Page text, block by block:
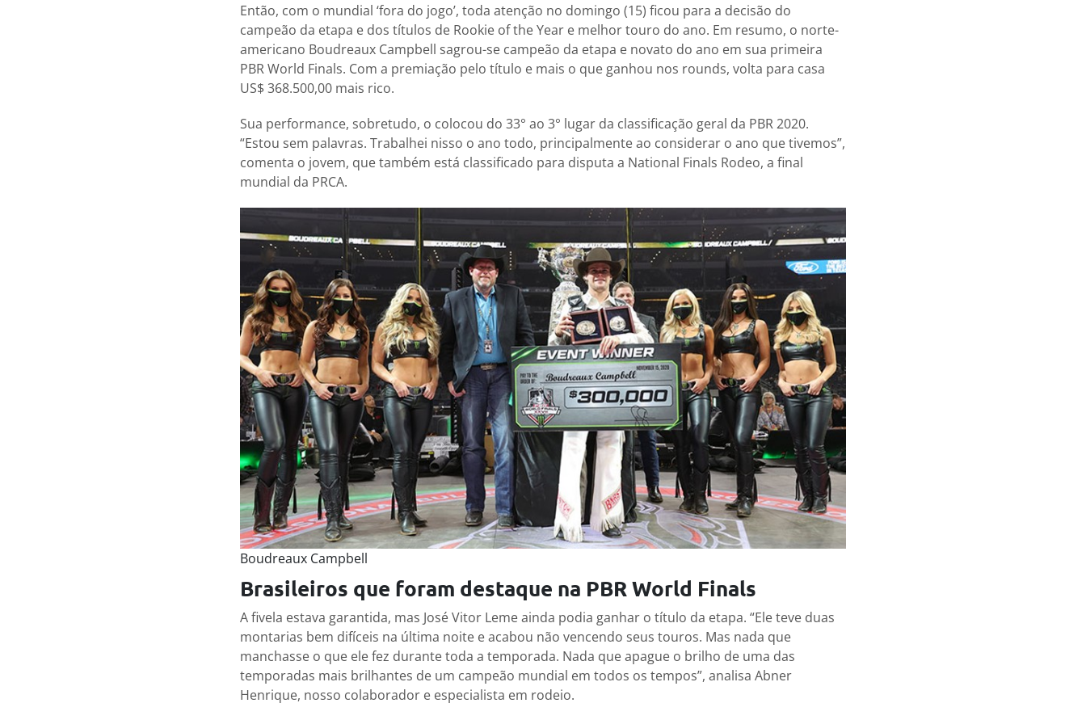
Então, com o mundial ‘fora do jogo’, toda atenção no domingo (15) ficou para a decisão do
campeão da etapa e dos títulos de Rookie of the Year e melhor touro do ano. Em resumo, o norte-
americano Boudreaux Campbell sagrou-se campeão da etapa e novato do ano em sua primeira
PBR World Finals. Com a premiação pelo título e mais o que ganhou nos rounds, volta para casa
US$ 368.500,00 mais rico.
Sua performance, sobretudo, o colocou do 33° ao 3° lugar da classificação geral da PBR 2020.
“Estou sem palavras. Trabalhei nisso o ano todo, principalmente ao considerar o ano que tivemos”,
comenta o jovem, que também está classificado para disputa a National Finals Rodeo, a final
mundial da PRCA.
Boudreaux Campbell
Brasileiros que foram destaque na PBR World Finals
A fivela estava garantida, mas José Vitor Leme ainda podia ganhar o título da etapa. “Ele teve duas
montarias bem difíceis na última noite e acabou não vencendo seus touros. Mas nada que
manchasse o que ele fez durante toda a temporada. Nada que apague o brilho de uma das
temporadas mais brilhantes de um campeão mundial em todos os tempos”, analisa Abner
Henrique, nosso colaborador e especialista em rodeio.